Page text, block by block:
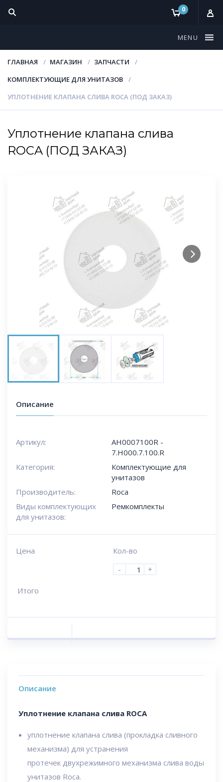
0
MENU
ГЛАВНАЯ МАГАЗИН
ЗАПЧАСТИ
КОМПЛЕКТУЮЩИЕ ДЛЯ УНИТАЗОВ
УПЛОТНЕНИЕ КЛАПАНА СЛИВА ROCA (ПОД ЗАКАЗ)
Уплотнение клапана слива
ROCA (ПОД ЗАКАЗ)
Описание
Артикул:
AH0007100R -
7.H000.7.100.R
Категория:
Комплектующие для
унитазов
Производитель:
Roca
Виды комплектующих
для унитазов:
Ремкомплекты
Цена
Кол-во
-
+
Итого
Описание
Уплотнение клапана слива ROCA
уплотнение клапана слива (прокладка сливного
механизма) для устранения
протечек двухрежимного механизма слива воды
унитазов Roca.